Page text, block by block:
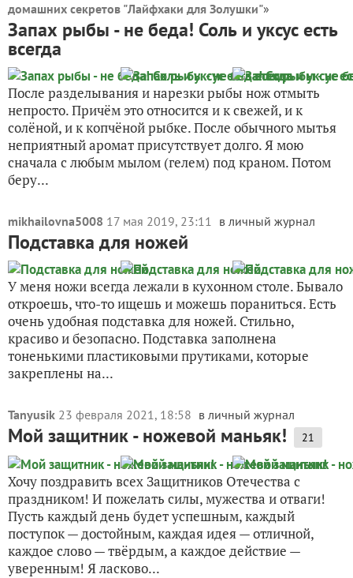
домашних секретов "Лайфхаки для Золушки"»
Запах рыбы - не беда! Соль и уксус есть
всегда
После разделывания и нарезки рыбы нож отмыть
непросто. Причём это относится и к свежей, и к
солёной, и к копчёной рыбке. После обычного мытья
неприятный аромат присутствует долго. Я мою
сначала с любым мылом (гелем) под краном. Потом
беру...
mikhailovna5008 17 мая 2019, 23:11 в личный журнал
Подставка для ножей
У меня ножи всегда лежали в кухонном столе. Бывало
откроешь, что-то ищешь и можешь пораниться. Есть
очень удобная подставка для ножей. Стильно,
красиво и безопасно. Подставка заполнена
тоненькими пластиковыми прутиками, которые
закреплены на...
Tanyusik 23 февраля 2021, 18:58 в личный журнал
Мой защитник - ножевой маньяк! 21
Хочу поздравить всех Защитников Отечества с
праздником! И пожелать силы, мужества и отваги!
Пусть каждый день будет успешным, каждый
поступок — достойным, каждая идея — отличной,
каждое слово — твёрдым, а каждое действие —
уверенным! Я ласково...